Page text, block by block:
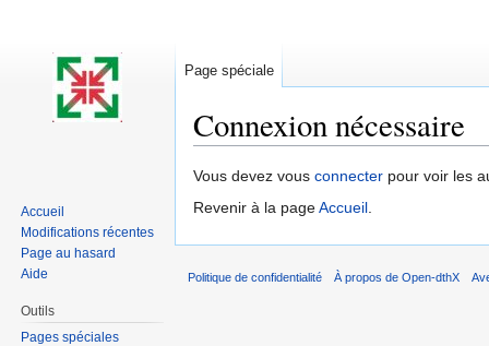
Connexion nécessaire
Vous devez vous connecter pour voir les
Revenir à la pageAccueil.
Page spéciale
Accueil
Modifications récentes
Page au hasard
Aide
Outils
Pages spéciales
Politique de confidentialité À propos de Open-dthX